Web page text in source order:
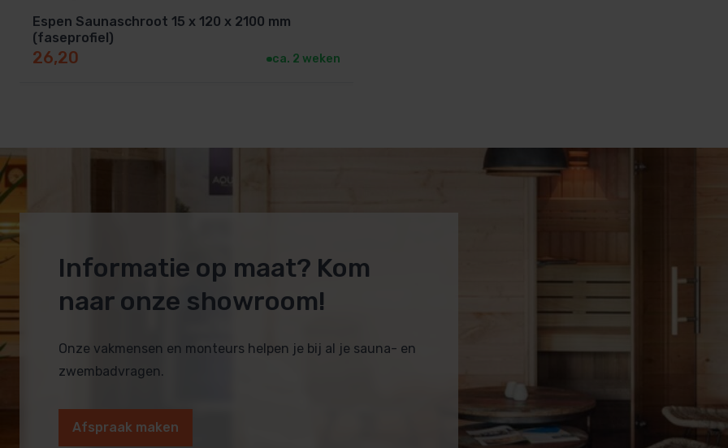
Renovatie van bestaande banken
Montage- en bouwtips
gegalvaniseerde of roestvrijstalen schroeven (RVS)
Laat tussen de banklatten ca
Schuur zo nodig licht op met korrel 180/240
Espen Saunaschroot 15 x 120 x 2100 mm
(faseprofiel)
26,20 ca. 2 weken
Informatie op maat? Kom
naar onze showroom!
Onze vakmensen en monteurs helpen je bij al je sauna- en
zwembadvragen.
Afspraak maken